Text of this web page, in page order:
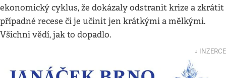
ekonomický cyklus, že dokázaly odstranit krize a zkrátit
případné recese či je učinit jen krátkými a mělkými.
Všichni vědí, jak to dopadlo.
↓ INZERCE